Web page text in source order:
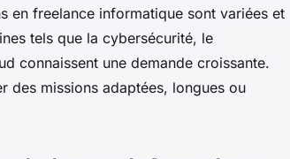
en freelance informatique sont variées et
tels que la cybersécurité, le
connaissent une demande croissante.
des missions adaptées, longues ou